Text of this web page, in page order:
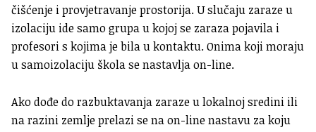
čišćenje i provjetravanje prostorija. U slučaju zaraze u
izolaciju ide samo grupa u kojoj se zaraza pojavila i
profesori s kojima je bila u kontaktu. Onima koji moraju
u samoizolaciju škola se nastavlja on-line.
Ako dođe do razbuktavanja zaraze u lokalnoj sredini ili
na razini zemlje prelazi se na on-line nastavu za koju